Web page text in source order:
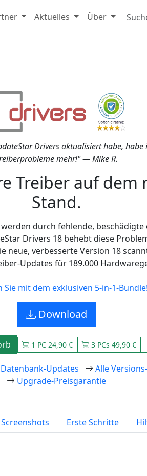
Aktuelles Über
Drivers aktualisiert habe,
mehr!" — Mike R.
Treiber auf dem
Stand.
durch fehlende,
Drivers 18 behebt diese
neue, verbesserte Version 18
Updates für 189.000
Sie mit dem exklusiven 5-in-1-Bundle!
Download
1 PC 24,90 € 3 PCs 49,90 €
Updates
Alle
Upgrade-Preisgarantie
Screenshots Erste Schritte